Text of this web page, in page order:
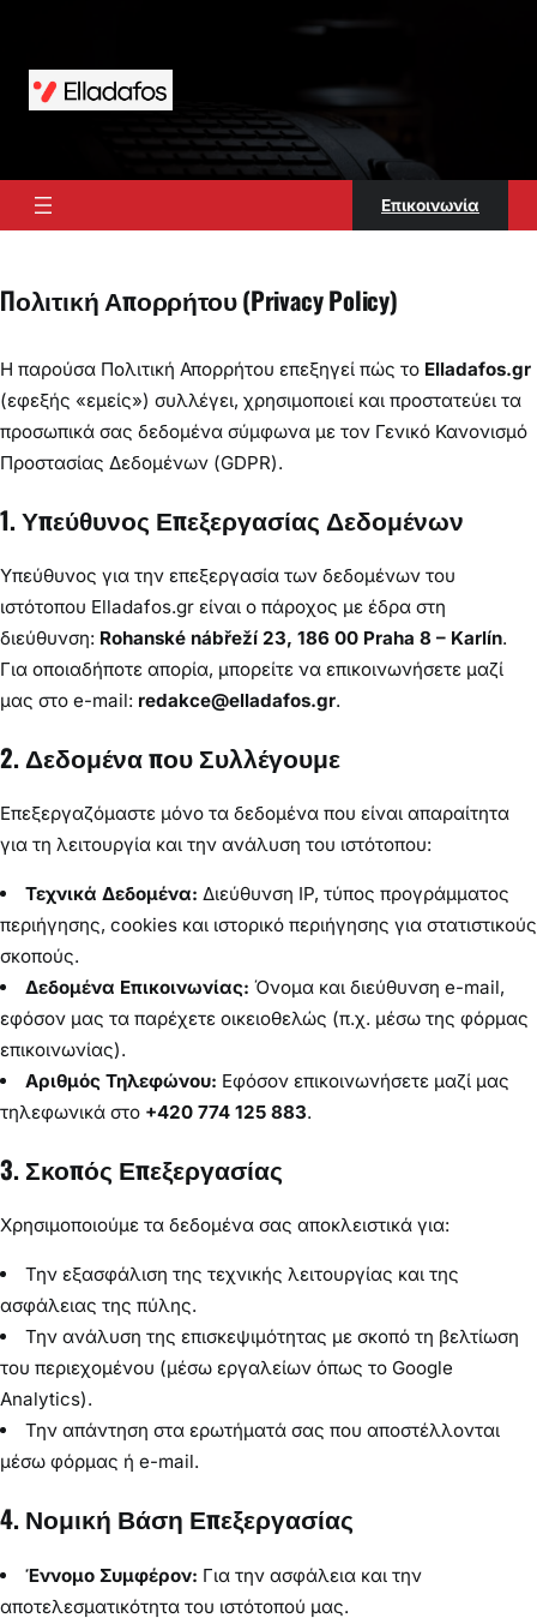
περιεχόμενο
Επικοινωνία
Πολιτική Απορρήτου (Privacy Policy)
Η παρούσα Πολιτική Απορρήτου επεξηγεί πώς το Elladafos.gr
(εφεξής «εμείς») συλλέγει, χρησιμοποιεί και προστατεύει τα
προσωπικά σας δεδομένα σύμφωνα με τον Γενικό Κανονισμό
Προστασίας Δεδομένων (GDPR).
1. Υπεύθυνος Επεξεργασίας Δεδομένων
Υπεύθυνος για την επεξεργασία των δεδομένων του
ιστότοπου Elladafos.gr είναι ο πάροχος με έδρα στη
διεύθυνση: Rohanské nábřeží 23, 186 00 Praha 8 – Karlín.
Για οποιαδήποτε απορία, μπορείτε να επικοινωνήσετε μαζί
μας στο e-mail: redakce@elladafos.gr.
2. Δεδομένα που Συλλέγουμε
Επεξεργαζόμαστε μόνο τα δεδομένα που είναι απαραίτητα
για τη λειτουργία και την ανάλυση του ιστότοπου:
Τεχνικά Δεδομένα: Διεύθυνση IP, τύπος προγράμματος
περιήγησης, cookies και ιστορικό περιήγησης για στατιστικούς
σκοπούς.
Δεδομένα Επικοινωνίας: Όνομα και διεύθυνση e-mail,
εφόσον μας τα παρέχετε οικειοθελώς (π.χ. μέσω της φόρμας
επικοινωνίας).
Αριθμός Τηλεφώνου: Εφόσον επικοινωνήσετε μαζί μας
τηλεφωνικά στο +420 774 125 883.
3. Σκοπός Επεξεργασίας
Χρησιμοποιούμε τα δεδομένα σας αποκλειστικά για:
Την εξασφάλιση της τεχνικής λειτουργίας και της
ασφάλειας της πύλης.
Την ανάλυση της επισκεψιμότητας με σκοπό τη βελτίωση
του περιεχομένου (μέσω εργαλείων όπως το Google
Analytics).
Την απάντηση στα ερωτήματά σας που αποστέλλονται
μέσω φόρμας ή e-mail.
4. Νομική Βάση Επεξεργασίας
Έννομο Συμφέρον: Για την ασφάλεια και την
αποτελεσματικότητα του ιστότοπού μας.